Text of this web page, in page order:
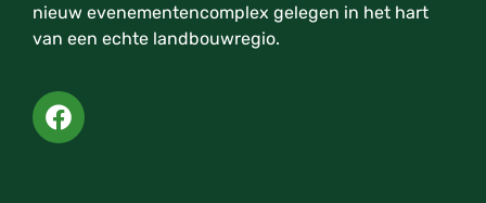
nieuw evenementencomplex gelegen in het hart
van een echte landbouwregio.